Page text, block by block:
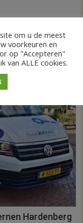
Hardenberg
om u de meest
voorkeuren en
op "Accepteren"
van ALLE cookies.